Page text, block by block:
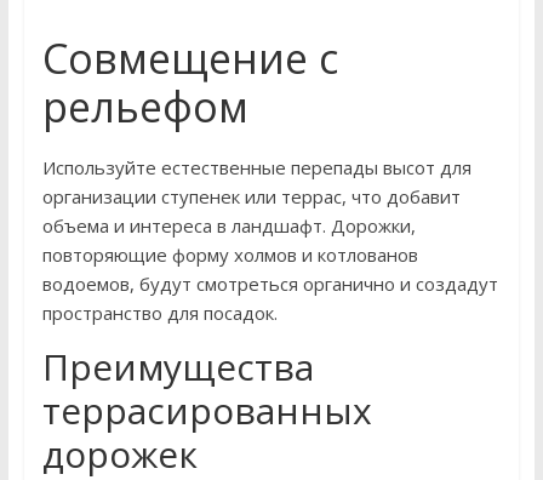
Совмещение с
рельефом
Используйте естественные перепады высот для
организации ступенек или террас, что добавит
объема и интереса в ландшафт. Дорожки,
повторяющие форму холмов и котлованов
водоемов, будут смотреться органично и создадут
пространство для посадок.
Преимущества
террасированных
дорожек